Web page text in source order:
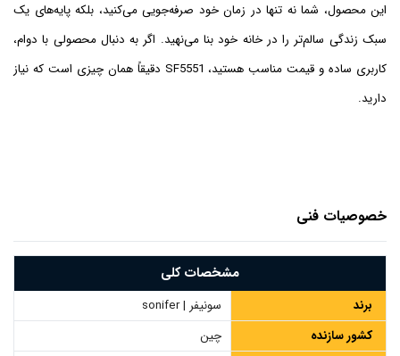
این محصول، شما نه تنها در زمان خود صرفه‌جویی می‌کنید، بلکه پایه‌های یک
سبک زندگی سالم‌تر را در خانه خود بنا می‌نهید. اگر به دنبال محصولی با دوام،
کاربری ساده و قیمت مناسب هستید، SF5551 دقیقاً همان چیزی است که نیاز
دارید.
خصوصیات فنی
مشخصات کلی
برند
سونیفر | sonifer
کشور سازنده
چین